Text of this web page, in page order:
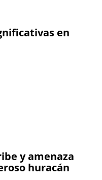
en
y amenaza
huracán